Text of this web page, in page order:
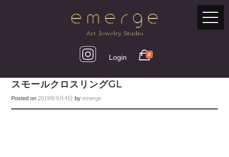
Login 0
スモールクロスリングGL
Posted on2019年9月4日 byemerge